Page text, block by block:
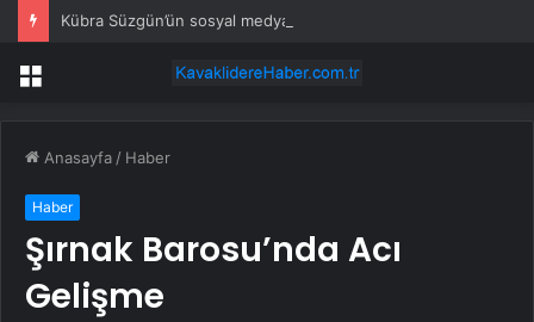
Menü
Anasayfa / Haber
Haber
Şırnak Barosu’nda Acı
Gelişme